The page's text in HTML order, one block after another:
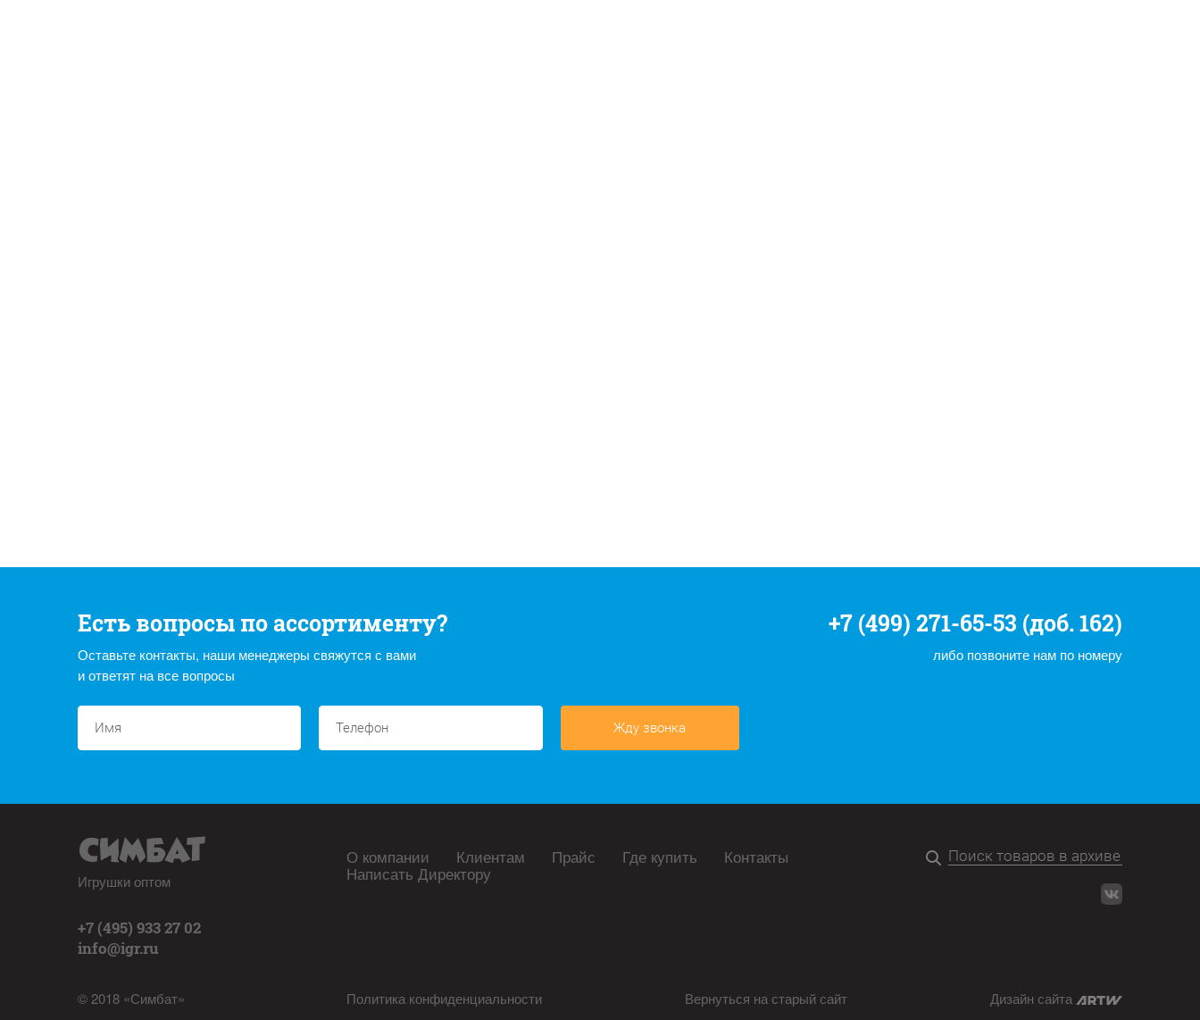
Есть вопросы по ассортименту?
Оставьте контакты, наши менеджеры свяжутся с вами
и ответят на все вопросы
+7 (499) 271-65-53 (доб. 162)
либо позвоните нам по номеру
Жду звонка
Игрушки оптом
+7 (495) 933 27 02
info@igr.ru
© 2018 «Симбат»
О компании Клиентам Прайс Где купить Контакты
Написать Директору
Политика конфиденциальности Вернуться на старый сайт Дизайн сайта